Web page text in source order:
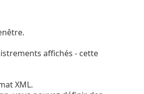
affichés - cette
XML.